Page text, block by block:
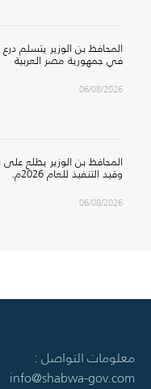
المحافظ بن الوزير يتسلم
في جمهورية مصر العربية
06/08/2026
المحافظ بن الوزير يطلع
وقيد التنفيذ للعام 2026م.
06/08/2026
معلومات التواصل :
info@shabwa-gov.com